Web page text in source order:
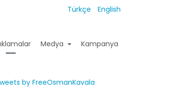
Türkçe English
Medya Kampanya
by FreeOsmanKavala